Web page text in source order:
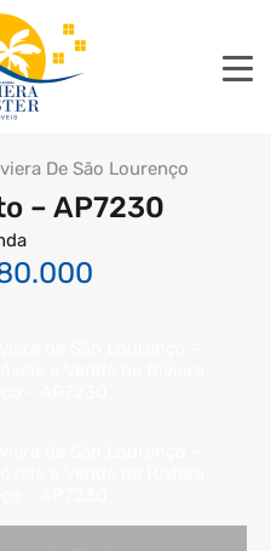
De São Lourenço
– AP7230